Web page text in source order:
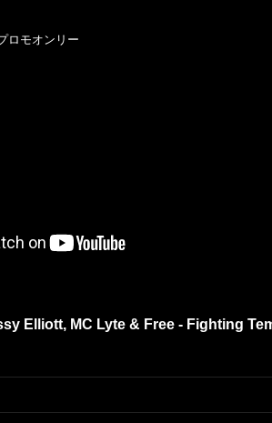
ロモオンリー
Elliott, MC Lyte & Free - Fighting